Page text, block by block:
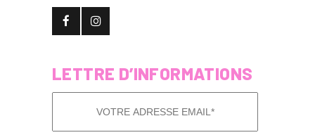
LETTRE D’INFORMATIONS